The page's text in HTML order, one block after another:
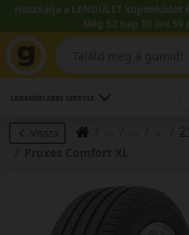
Használja a LENDÜLET
Még 52 nap 10 óra 59
LEGKÖZELEBBI SZERVIZ
Vissza